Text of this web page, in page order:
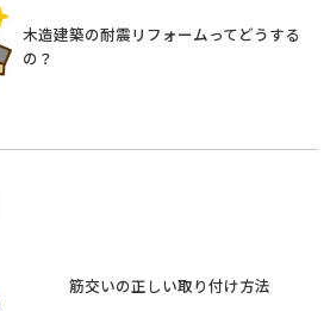
木造建築の耐震リフォームってどうする
の？
筋交いの正しい取り付け方法